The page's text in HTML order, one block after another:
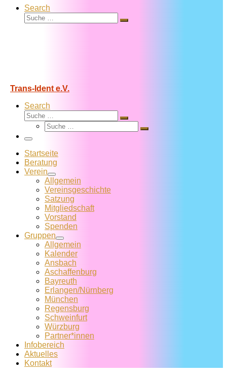
Search
Suche
Suche
Trans-Ident e.V.
Search
Suche
Suche
Suche
Suche
Menü
Startseite
Beratung
Verein
Allgemein
Vereins­geschichte
Satzung
Mitglied­schaft
Vorstand
Spenden
Gruppen
Allgemein
Kalender
Ansbach
Aschaffenburg
Bayreuth
Erlangen/Nürnberg
München
Regensburg
Schweinfurt
Würzburg
Partner*innen
Infobereich
Aktuelles
Kontakt